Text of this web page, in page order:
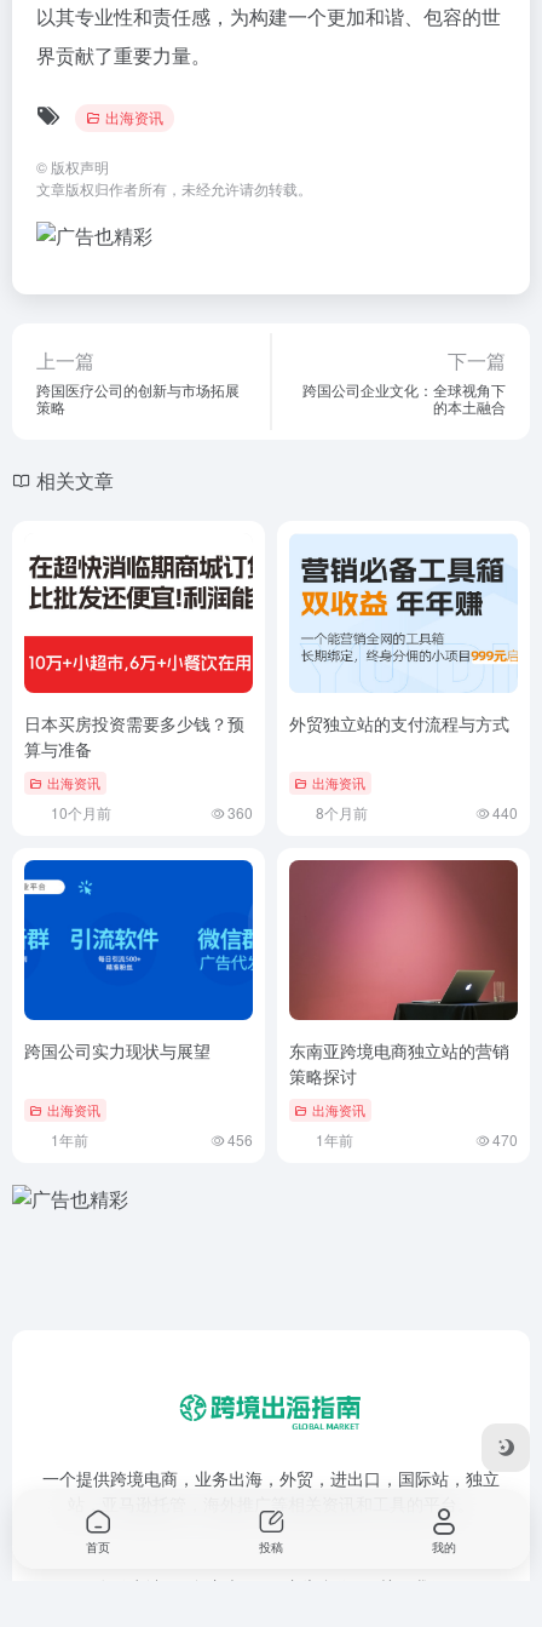
以其专业性和责任感，为构建一个更加和谐、包容的世
界贡献了重要力量。
出海资讯
© 版权声明
文章版权归作者所有，未经允许请勿转载。
上一篇
跨国医疗公司的创新与市场拓展
策略
下一篇
跨国公司企业文化：全球视角下
的本土融合
相关文章
日本买房投资需要多少钱？预
算与准备
出海资讯
10个月前 360
外贸独立站的支付流程与方式
出海资讯
8个月前 440
跨国公司实力现状与展望
出海资讯
1年前 456
东南亚跨境电商独立站的营销
策略探讨
出海资讯
1年前 470
一个提供跨境电商，业务出海，外贸，进出口，国际站，独立
站，亚马逊托管，海外推广等相关资讯和工具的平台。
友链申请 免责声明 广告合作 关于我们
首页 投稿 我的